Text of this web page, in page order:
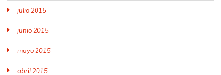
julio 2015
junio 2015
mayo 2015
abril 2015